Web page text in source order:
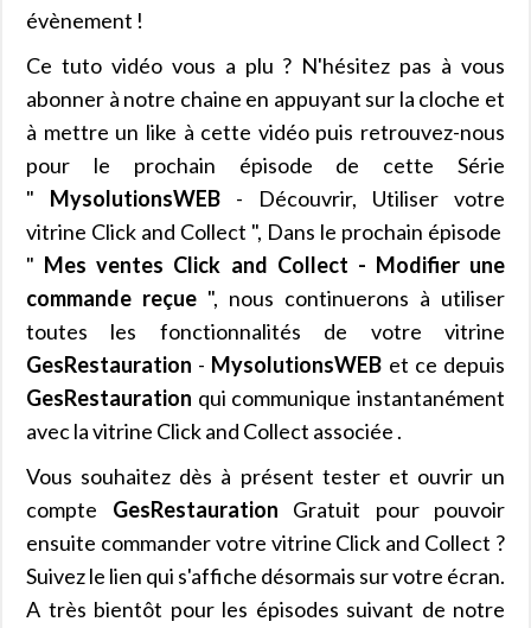
évènement !
Ce tuto vidéo vous a plu ? N'hésitez pas à vous
abonner à notre chaine en appuyant sur la cloche et
à mettre un like à cette vidéo puis retrouvez-nous
pour le prochain épisode de cette Série
" MysolutionsWEB - Découvrir, Utiliser votre
vitrine Click and Collect ", Dans le prochain épisode
" Mes ventes Click and Collect - Modifier une
commande reçue ", nous continuerons à utiliser
toutes les fonctionnalités de votre vitrine
GesRestauration - MysolutionsWEB et ce depuis
GesRestauration qui communique instantanément
avec la vitrine Click and Collect associée .
Vous souhaitez dès à présent tester et ouvrir un
compte GesRestauration Gratuit pour pouvoir
ensuite commander votre vitrine Click and Collect ?
Suivez le lien qui s'affiche désormais sur votre écran.
A très bientôt pour les épisodes suivant de notre